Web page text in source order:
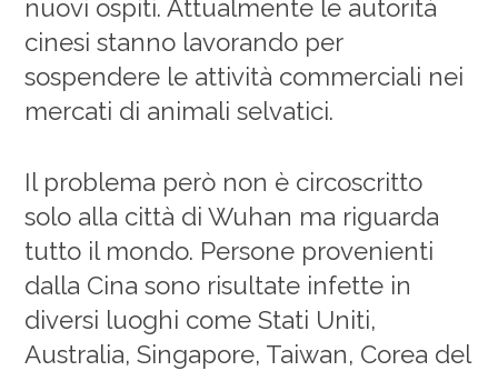
nuovi ospiti. Attualmente le autorità
cinesi stanno lavorando per
sospendere le attività commerciali nei
mercati di animali selvatici.
Il problema però non è circoscritto
solo alla città di Wuhan ma riguarda
tutto il mondo. Persone provenienti
dalla Cina sono risultate infette in
diversi luoghi come Stati Uniti,
Australia, Singapore, Taiwan, Corea del